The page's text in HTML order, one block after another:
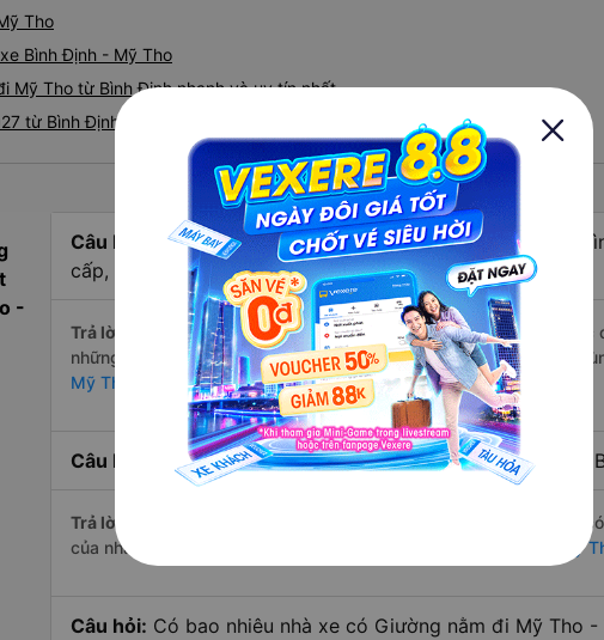
Tho
Bình Định - Mỹ Tho
Mỹ Tho từ Bình Định nhanh và uy tín nhất
từ Bình Định đi Mỹ Tho
-
Câu hỏi:
Nhà xe Giường nằm đi Mỹ Tho - Tiền Giang từ
cấp, chất lượng tốt nhất?
Trả lời:
Nhà xe Giường nằm đi Bình Định Mỹ Tho - Tiền Giang
những nhà xe Trọng Thủy Limousine, Bốn Luyện Express, Mạnh
Mỹ Tho - Tiền Giang
Câu hỏi: Hãng Xe Giường nằm đi Mỹ Tho - Tiền Giang từ
Trả lời:
Hãng xe Giường nằm đi Mỹ Tho - Tiền Giang từ Bình Định
của nhà xe Bốn Luyện Express. Xem danh sách đầy đủ:
Xe đi Mỹ
Câu hỏi: Có bao nhiêu nhà xe có Giường nằm đi Mỹ Tho